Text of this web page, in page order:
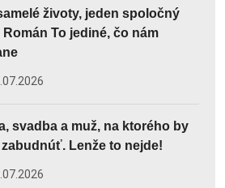
životy, jeden spoločný
Román To jediné, čo nám
svadba a muž, na ktorého by
zabudnúť. Lenže to nejde!